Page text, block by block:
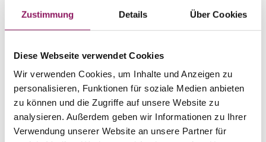
Zustimmung Details Über Cookies
Diese Webseite verwendet Cookies
Wir verwenden Cookies, um Inhalte und Anzeigen zu
personalisieren, Funktionen für soziale Medien anbieten
zu können und die Zugriffe auf unsere Website zu
analysieren. Außerdem geben wir Informationen zu Ihrer
Verwendung unserer Website an unsere Partner für
Was wird gemacht?
Stränge des Wadenmuskels injiziert. Die kleinen
Einstiche sind nur noch für ein paar Minuten zu sehen.
Ansonsten hinterlässt die Therapie keine Spuren –
außer schlankeren Waden nach etwa zwei bis vier
Wochen. Die Patienten sind sofort wieder
gesellschaftsfähig.